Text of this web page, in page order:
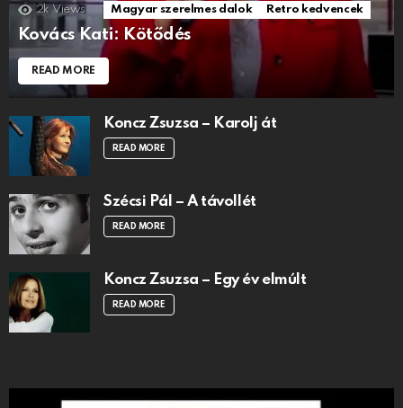
2k Views Magyar szerelmes dalok Retro kedvencek
Kovács Kati: Kötődés
READ MORE
Koncz Zsuzsa – Karolj át
READ MORE
Szécsi Pál – A távollét
READ MORE
Koncz Zsuzsa – Egy év elmúlt
READ MORE